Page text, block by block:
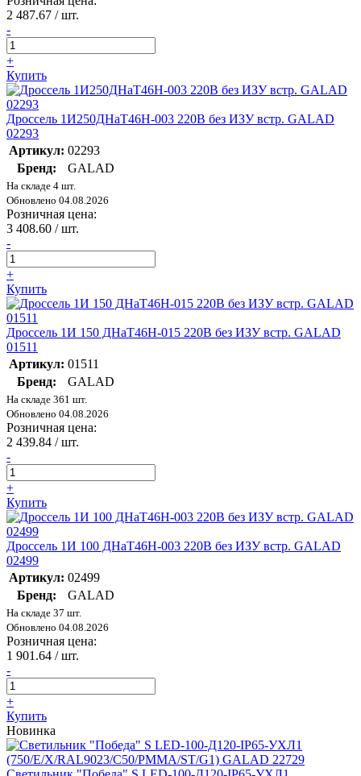
2 487.67 / шт.
-
+
Купить
Дроссель 1И250ДНаТ46Н-003 220В без ИЗУ встр. GALAD
02293
Артикул: 02293
Бренд:
GALAD
На складе 4 шт.
Обновлено 04.08.2026
Розничная цена:
3 408.60 / шт.
-
+
Купить
Дроссель 1И 150 ДНаТ46Н-015 220В без ИЗУ встр. GALAD
01511
Артикул: 01511
Бренд:
GALAD
На складе 361 шт.
Обновлено 04.08.2026
Розничная цена:
2 439.84 / шт.
-
+
Купить
Дроссель 1И 100 ДНаТ46Н-003 220В без ИЗУ встр. GALAD
02499
Артикул: 02499
Бренд:
GALAD
На складе 37 шт.
Обновлено 04.08.2026
Розничная цена:
1 901.64 / шт.
-
+
Купить
Новинка